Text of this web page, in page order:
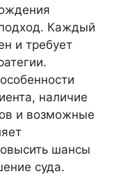
Каждый
и требует
наличие
и возможные
шансы
суда.